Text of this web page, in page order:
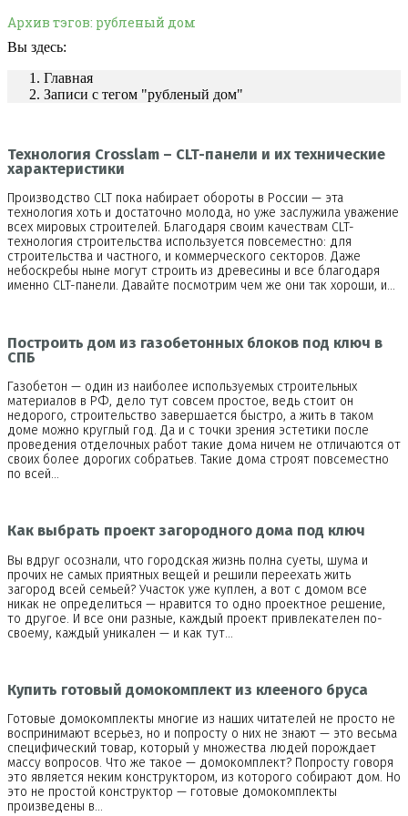
Архив тэгов: рубленый дом
Вы здесь:
Главная
Записи с тегом "рубленый дом"
Технология Crosslam – CLT-панели и их технические
характеристики
Производство CLT пока набирает обороты в России — эта
технология хоть и достаточно молода, но уже заслужила уважение
всех мировых строителей. Благодаря своим качествам CLT-
технология строительства используется повсеместно: для
строительства и частного, и коммерческого секторов. Даже
небоскребы ныне могут строить из древесины и все благодаря
именно CLT-панели. Давайте посмотрим чем же они так хороши, и…
Построить дом из газобетонных блоков под ключ в
СПБ
Газобетон — один из наиболее используемых строительных
материалов в РФ, дело тут совсем простое, ведь стоит он
недорого, строительство завершается быстро, а жить в таком
доме можно круглый год. Да и с точки зрения эстетики после
проведения отделочных работ такие дома ничем не отличаются от
своих более дорогих собратьев. Такие дома строят повсеместно
по всей…
Как выбрать проект загородного дома под ключ
Вы вдруг осознали, что городская жизнь полна суеты, шума и
прочих не самых приятных вещей и решили переехать жить
загород всей семьей? Участок уже куплен, а вот с домом все
никак не определиться — нравится то одно проектное решение,
то другое. И все они разные, каждый проект привлекателен по-
своему, каждый уникален — и как тут…
Купить готовый домокомплект из клееного бруса
Готовые домокомплекты многие из наших читателей не просто не
воспринимают всерьез, но и попросту о них не знают — это весьма
специфический товар, который у множества людей порождает
массу вопросов. Что же такое — домокомплект? Попросту говоря
это является неким конструктором, из которого собирают дом. Но
это не простой конструктор — готовые домокомплекты
произведены в…